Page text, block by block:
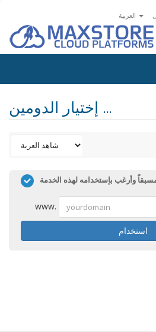
إختيار الدومين ...
وأرغب بإستخدامه لهذه الخدمة
www.
استخدام